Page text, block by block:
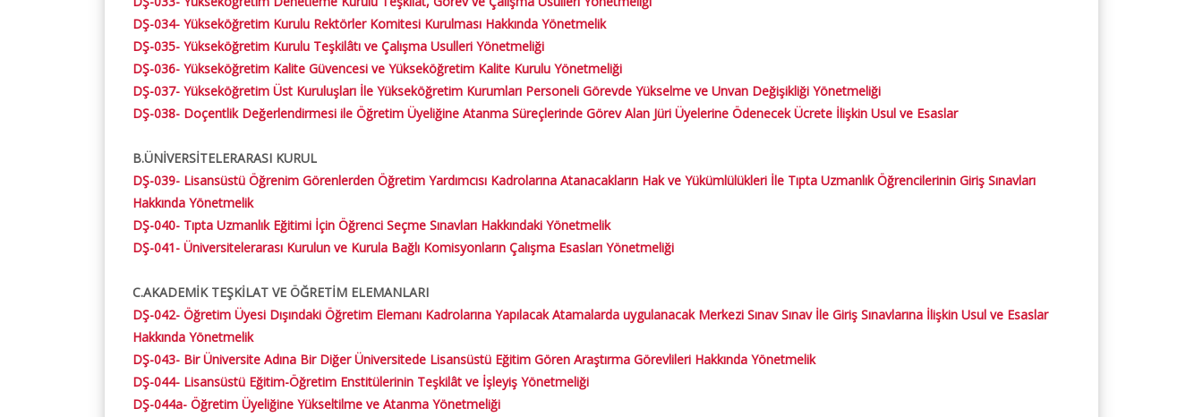
Mesleki Sektörel
Uygulama
Mesleki Sektörel Uygulama Dersi I-
Mesleki Sektörel Uygulama Dersleri
Yönergesi
Kalite Güvencesi
İç Kontrol Güvencesi
DŞ-034- Yükseköğretim Kurulu Rektörler Komitesi Kurulması Hakkında Yönetmelik
DŞ-035- Yükseköğretim Kurulu Teşkilâtı ve Çalışma Usulleri Yönetmeliği
DŞ-036- Yükseköğretim Kalite Güvencesi ve Yükseköğretim Kalite Kurulu Yönetmeliği
DŞ-037- Yükseköğretim Üst Kuruluşları İle Yükseköğretim Kurumları Personeli Görevde Yükselme ve Unvan Değişikliği Yönetmeliği
DŞ-038- Doçentlik Değerlendirmesi ile Öğretim Üyeliğine Atanma Süreçlerinde Görev Alan Jüri Üyelerine Ödenecek Ücrete İlişkin Usul ve Esaslar​
B.ÜNİVERSİTELERARASI KURUL
DŞ-039- Lisansüstü Öğrenim Görenlerden Öğretim Yardımcısı Kadrolarına Atanacakların Hak ve Yükümlülükleri İle Tıpta Uzmanlık Öğrencilerinin Giriş Sınavları
Hakkında Yönetmelik
DŞ-040- Tıpta Uzmanlık Eğitimi İçin Öğrenci Seçme Sınavları Hakkındaki Yönetmelik
DŞ-041- Üniversitelerarası Kurulun ve Kurula Bağlı Komisyonların Çalışma Esasları Yönetmeliği
C.AKADEMİK TEŞKİLAT VE ÖĞRETİM ELEMANLARI
DŞ-042- Öğretim Üyesi Dışındaki Öğretim Elemanı Kadrolarına Yapılacak Atamalarda uygulanacak Merkezi Sınav Sınav İle Giriş Sınavlarına İlişkin Usul ve Esaslar
Hakkında Yönetmelik
DŞ-043- Bir Üniversite Adına Bir Diğer Üniversitede Lisansüstü Eğitim Gören Araştırma Görevlileri Hakkında Yönetmelik
DŞ-044- Lisansüstü Eğitim-Öğretim Enstitülerinin Teşkilât ve İşleyiş Yönetmeliği
DŞ-044a- Öğretim Üyeliğine Yükseltilme ve Atanma Yönetmeliği